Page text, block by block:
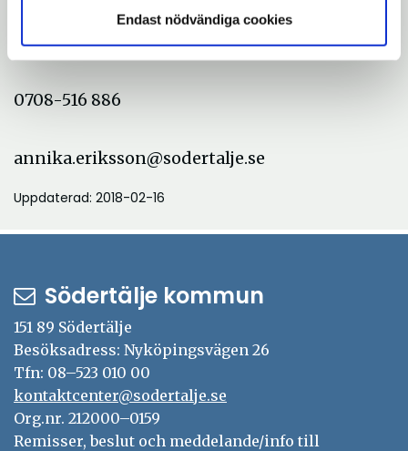
Endast nödvändiga cookies
08-550 224 15
0708-516 886
annika.eriksson@sodertalje.se
Uppdaterad: 2018-02-16
Södertälje kommun
151 89 Södertälje
Besöksadress: Nyköpingsvägen 26
Tfn: 08–523 010 00
kontaktcenter@sodertalje.se
Org.nr. 212000–0159
Remisser, beslut och meddelande/info till